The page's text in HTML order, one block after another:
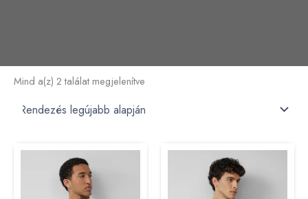
Mind a(z) 2 találat megjelenítve